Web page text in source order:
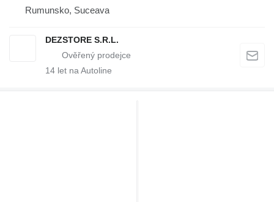
Rumunsko, Suceava
DEZSTORE S.R.L.
14 let na Autoline